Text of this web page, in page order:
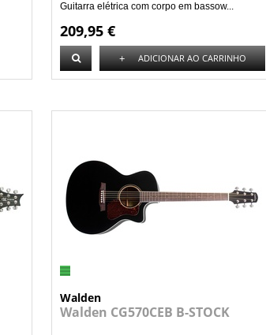
Guitarra elétrica com corpo em bassow...
209,95 €
+ ADICIONAR AO CARRINHO
Walden
Walden CG570CEB B-STOCK